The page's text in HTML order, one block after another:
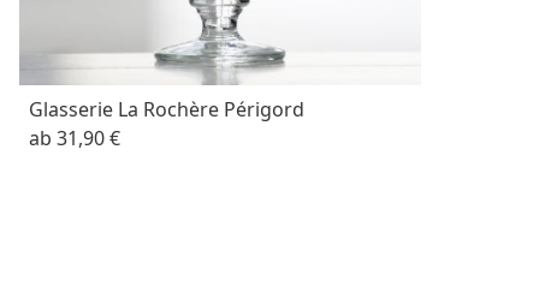
Glasserie La Rochère Périgord
ab 31,90 €